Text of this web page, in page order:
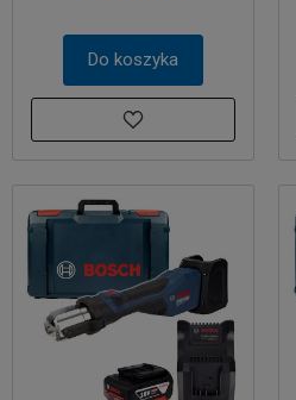
Do koszyka